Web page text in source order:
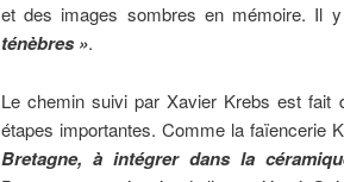
et des images sombres en mémoire. Il
ténèbres».
Le chemin suivi par Xavier Krebs est fait
étapes importantes. Comme la faïencerie
Bretagne, à intégrer dans la